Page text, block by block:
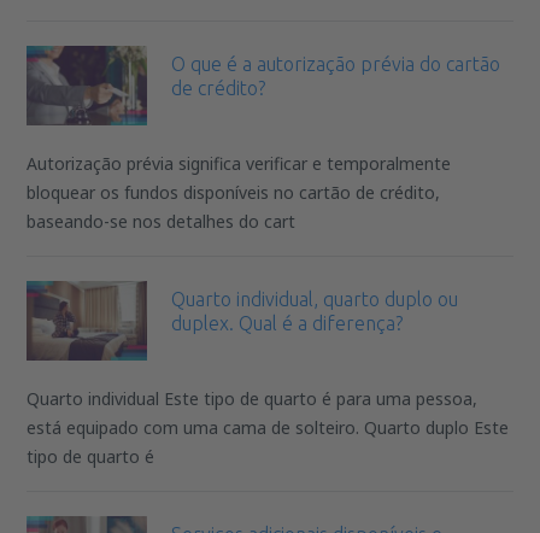
O que é a autorização prévia do cartão
de crédito?
Autorização prévia significa verificar e temporalmente
bloquear os fundos disponíveis no cartão de crédito,
baseando-se nos detalhes do cart
Quarto individual, quarto duplo ou
duplex. Qual é a diferença?
Quarto individual Este tipo de quarto é para uma pessoa,
está equipado com uma cama de solteiro. Quarto duplo Este
tipo de quarto é